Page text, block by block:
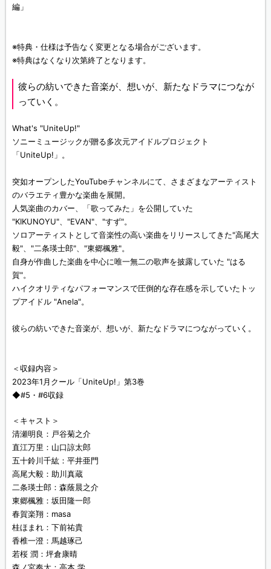
編」
※特典・仕様は予告なく変更となる場合がございます。
※特典はなくなり次第終了となります。
彼らの紡いできた音楽が、想いが、新たなドラマにつなが
っていく。
What's "UniteUp!"
ソニーミュージックが贈る多次元アイドルプロジェクト
「UniteUp!」。
突如オープンしたYouTubeチャンネルにて、さまざまなアーティスト
のバラエティ豊かな楽曲を展開。
人気楽曲のカバー、「歌ってみた」を公開していた
"KIKUNOYU"、"EVAN"、"すず"。
ソロアーティストとして音楽性の高い楽曲をリリースしてきた"高尾大
毅"、"二条瑛士郎"、"東郷楓雅"。
自身が作曲した楽曲を中心に唯一無二の歌声を披露していた "はる
賀"。
ハイクオリティなパフォーマンスで圧倒的な存在感を示していたトッ
プアイドル "Anela"。
彼らの紡いできた音楽が、想いが、新たなドラマにつながっていく。
＜収録内容＞
2023年1月クール「UniteUp!」第3巻
◆#5・#6収録
＜キャスト＞
清瀬明良：戸谷菊之介
直江万里：山口諒太郎
五十鈴川千紘：平井亜門
高尾大毅：助川真蔵
二条瑛士郎：森蔭晨之介
東郷楓雅：坂田隆一郎
春賀楽翔：masa
桂ほまれ：下前祐貴
香椎一澄：馬越琢己
若桜 潤：坪倉康晴